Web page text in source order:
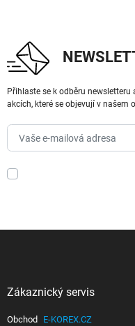
Přihlaste se k odběru
akcích, které se objevují v našem
Zákaznický servis
Obchod
E-KOREX.CZ